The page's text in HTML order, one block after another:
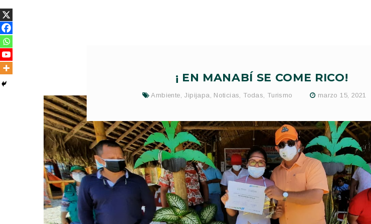
¡ EN MANABÍ SE COME RICO!
Ambiente, Jipijapa, Noticias, Todas, Turismo marzo 15, 2021